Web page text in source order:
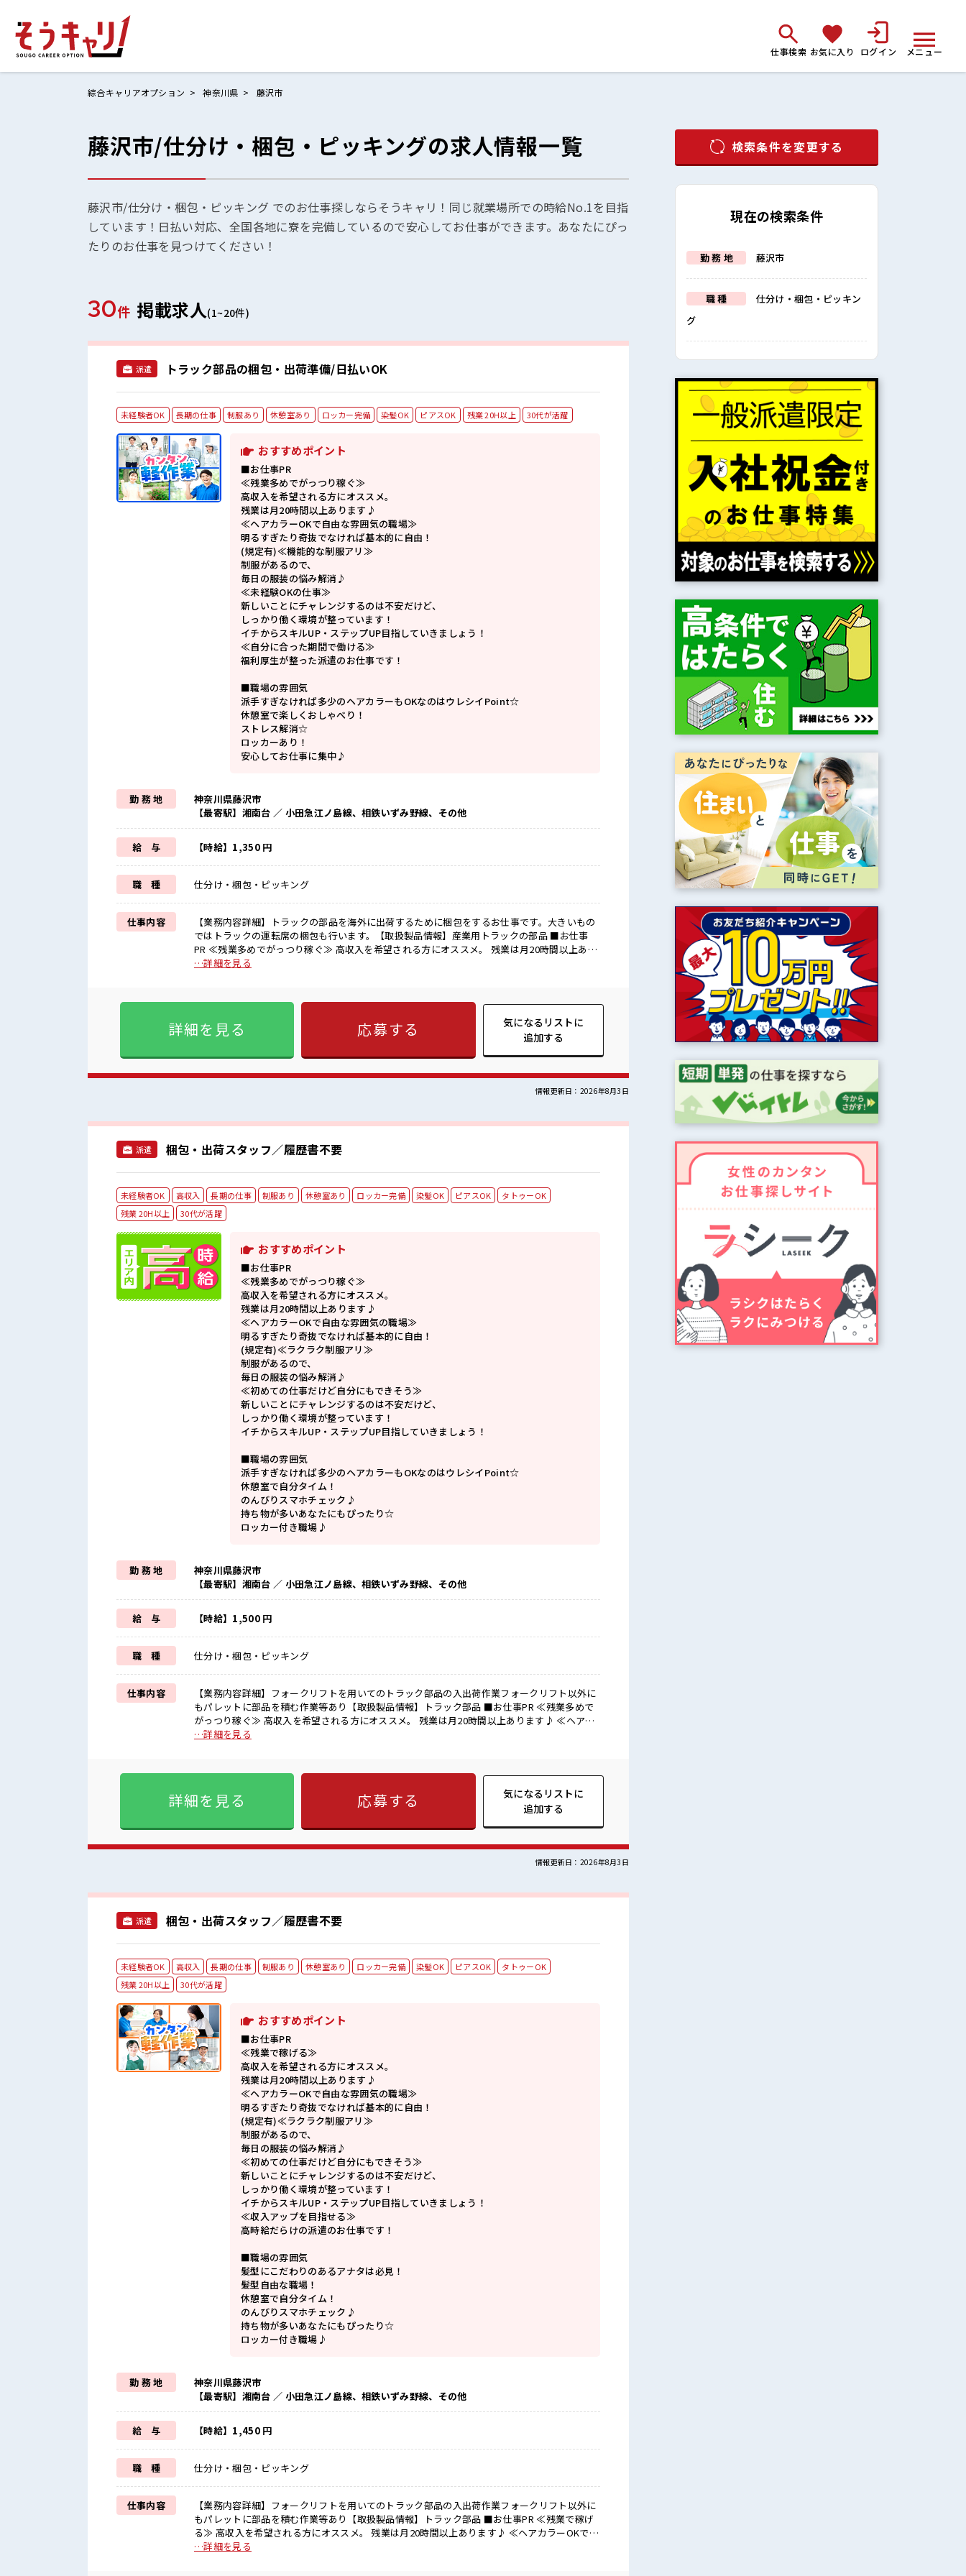
仕事検索 お気に入り ログイン メニュー
ホームにもどる
お気に入りリスト
お問い合わせ
綜合キャリアオプション 神奈川県 藤沢市
藤沢市/仕分け・梱包・ピッキングの求人情報一覧
藤沢市/仕分け・梱包・ピッキング でのお仕事探しならそうキャリ！同じ就業場所での時給No.1を目指
しています！日払い対応、全国各地に寮を完備しているので安心してお仕事ができます。あなたにぴっ
たりのお仕事を見つけてください！
30件 掲載求人(1~20件)
派遣 トラック部品の梱包・出荷準備/日払いOK
未経験者OK 長期の仕事 制服あり 休憩室あり ロッカー完備 染髪OK ピアスOK 残業 20H以上 30代が活躍
おすすめポイント
■お仕事PR
≪残業多めでがっつり稼ぐ≫
高収入を希望される方にオススメ。
残業は月20時間以上あります♪
≪ヘアカラーOKで自由な雰囲気の職場≫
明るすぎたり奇抜でなければ基本的に自由！
(規定有)≪機能的な制服アリ≫
制服があるので、
毎日の服装の悩み解消♪
≪未経験OKの仕事≫
新しいことにチャレンジするのは不安だけど、
しっかり働く環境が整っています！
イチからスキルUP・ステップUP目指していきましょう！
≪自分に合った期間で働ける≫
福利厚生が整った派遣のお仕事です！
■職場の雰囲気
派手すぎなければ多少のヘアカラーもOKなのはウレシイPoint☆
休憩室で楽しくおしゃべり！
ストレス解消☆
ロッカーあり！
安心してお仕事に集中♪
勤 務 地
神奈川県藤沢市
【最寄駅】湘南台 ／ 小田急江ノ島線、相鉄いずみ野線、その他
給 与 【時給】1,350 円
職 種 仕分け・梱包・ピッキング
仕事内容
【業務内容詳細】トラックの部品を海外に出荷するために梱包をするお仕事です。大きいもの
ではトラックの運転席の梱包も行います。【取扱製品情報】産業用トラックの部品 ■お仕事
PR ≪残業多めでがっつり稼ぐ≫ 高収入を希望される方にオススメ。 残業は月20時間以上あり
ます♪ ≪ヘアカラーOKで自由な雰囲気の職場≫ 明るすぎたり奇抜でなければ基本的に自由！
らスキルUP・ステップUP目指していきましょう！ ≪自分に合った期間で働ける≫ 福利厚生が
レシイPoint☆ 休憩室で楽しくおしゃべり！ ストレス解消☆ ロッカーあり！ 安心してお仕事
…詳細を見る
詳細を見る 応募する
気になるリストに
追加する
情報更新日：2026年8月3日
派遣 梱包・出荷スタッフ／履歴書不要
未経験者OK 高収入 長期の仕事 制服あり 休憩室あり ロッカー完備 染髪OK ピアスOK
タトゥーOK
残業 20H以上
30代が活躍
おすすめポイント
■お仕事PR
≪残業多めでがっつり稼ぐ≫
高収入を希望される方にオススメ。
残業は月20時間以上あります♪
≪ヘアカラーOKで自由な雰囲気の職場≫
明るすぎたり奇抜でなければ基本的に自由！
(規定有)≪ラクラク制服アリ≫
制服があるので、
毎日の服装の悩み解消♪
≪初めての仕事だけど自分にもできそう≫
新しいことにチャレンジするのは不安だけど、
しっかり働く環境が整っています！
イチからスキルUP・ステップUP目指していきましょう！
■職場の雰囲気
派手すぎなければ多少のヘアカラーもOKなのはウレシイPoint☆
休憩室で自分タイム！
のんびりスマホチェック♪
持ち物が多いあなたにもぴったり☆
ロッカー付き職場♪
勤 務 地
神奈川県藤沢市
【最寄駅】湘南台 ／ 小田急江ノ島線、相鉄いずみ野線、その他
給 与 【時給】1,500 円
職 種 仕分け・梱包・ピッキング
仕事内容
【業務内容詳細】フォークリフトを用いてのトラック部品の入出荷作業フォークリフト以外に
もパレットに部品を積む作業等あり【取扱製品情報】トラック部品 ■お仕事PR ≪残業多めで
がっつり稼ぐ≫ 高収入を希望される方にオススメ。 残業は月20時間以上あります♪ ≪ヘアカ
ラーOKで自由な雰囲気の職場≫ 明るすぎたり奇抜でなければ基本的に自由！ (規定有)≪ラク
イチからスキルUP・ステップUP目指していきましょう！ ■職場の雰囲気 派手すぎなければ多
少のヘアカラーもOKなのはウレシイPoint☆ 休憩室で自分タイム！ のんびりスマホチェック♪
持ち物が多いあなたにもぴったり☆ ロッカー付き職場♪
…詳細を見る
詳細を見る 応募する
気になるリストに
追加する
情報更新日：2026年8月3日
派遣 梱包・出荷スタッフ／履歴書不要
未経験者OK 高収入 長期の仕事 制服あり 休憩室あり ロッカー完備 染髪OK ピアスOK
タトゥーOK
残業 20H以上
30代が活躍
おすすめポイント
■お仕事PR
≪残業で稼げる≫
高収入を希望される方にオススメ。
残業は月20時間以上あります♪
≪ヘアカラーOKで自由な雰囲気の職場≫
明るすぎたり奇抜でなければ基本的に自由！
(規定有)≪ラクラク制服アリ≫
制服があるので、
毎日の服装の悩み解消♪
≪初めての仕事だけど自分にもできそう≫
新しいことにチャレンジするのは不安だけど、
しっかり働く環境が整っています！
イチからスキルUP・ステップUP目指していきましょう！
≪収入アップを目指せる≫
高時給だらけの派遣のお仕事です！
■職場の雰囲気
髪型にこだわりのあるアナタは必見！
髪型自由な職場！
休憩室で自分タイム！
のんびりスマホチェック♪
持ち物が多いあなたにもぴったり☆
ロッカー付き職場♪
勤 務 地
神奈川県藤沢市
【最寄駅】湘南台 ／ 小田急江ノ島線、相鉄いずみ野線、その他
給 与 【時給】1,450 円
職 種 仕分け・梱包・ピッキング
仕事内容
【業務内容詳細】フォークリフトを用いてのトラック部品の入出荷作業フォークリフト以外に
もパレットに部品を積む作業等あり【取扱製品情報】トラック部品 ■お仕事PR ≪残業で稼げ
る≫ 高収入を希望される方にオススメ。 残業は月20時間以上あります♪ ≪ヘアカラーOKで自
由な雰囲気の職場≫ 明るすぎたり奇抜でなければ基本的に自由！ (規定有)≪ラクラク制服アリ
…詳細を見る
検索条件を変更する
現在の検索条件
勤 務 地 藤沢市
職 種
仕分け・梱包・ピッキン
グ